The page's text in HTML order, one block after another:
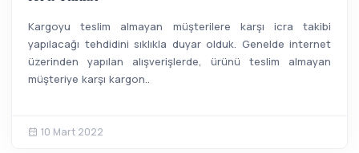
Kargoyu teslim almayan müşterilere karşı icra takibi
yapılacağı tehdidini sıklıkla duyar olduk. Genelde internet
üzerinden yapılan alışverişlerde, ürünü teslim almayan
müşteriye karşı kargon..
10 Mart 2022